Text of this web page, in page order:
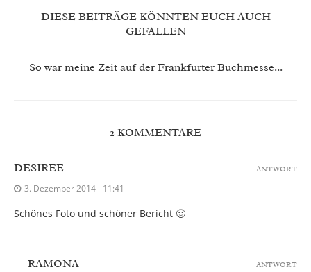
DIESE BEITRÄGE KÖNNTEN EUCH AUCH
GEFALLEN
So war meine Zeit auf der Frankfurter Buchmesse...
2 KOMMENTARE
DESIREE
3. Dezember 2014 - 11:41
Schönes Foto und schöner Bericht 🙂
ANTWORT
RAMONA ANTWORT